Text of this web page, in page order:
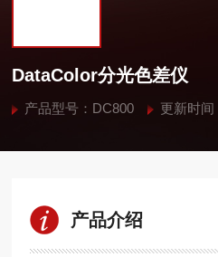
DataColor分光色差仪
产品型号：DC800 更新时间
产品介绍